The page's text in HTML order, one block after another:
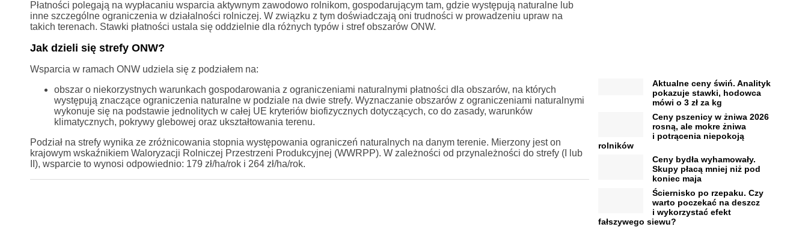
Płatności polegają na wypłacaniu wsparcia aktywnym zawodowo rolnikom, gospodarującym tam, gdzie występują naturalne lub
inne szczególne ograniczenia w działalności rolniczej. W związku z tym doświadczają oni trudności w prowadzeniu upraw na
takich terenach. Stawki płatności ustala się oddzielnie dla różnych typów i stref obszarów ONW.
Jak dzieli się strefy ONW?
Wsparcia w ramach ONW udziela się z podziałem na:
obszar o niekorzystnych warunkach gospodarowania z ograniczeniami naturalnymi płatności dla obszarów, na których
występują znaczące ograniczenia naturalne w podziale na dwie strefy. Wyznaczanie obszarów z ograniczeniami naturalnymi
wykonuje się na podstawie jednolitych w całej UE kryteriów biofizycznych dotyczących, co do zasady, warunków
klimatycznych, pokrywy glebowej oraz ukształtowania terenu.
Podział na strefy wynika ze zróżnicowania stopnia występowania ograniczeń naturalnych na danym terenie. Mierzony jest on
krajowym wskaźnikiem Waloryzacji Rolniczej Przestrzeni Produkcyjnej (WWRPP). W zależności od przynależności do strefy (I lub
II), wsparcie to wynosi odpowiednio: 179 zł/ha/rok i 264 zł/ha/rok.
Aktualne ceny świń. Analityk
pokazuje stawki, hodowca
mówi o 3 zł za kg
Ceny pszenicy w żniwa 2026
rosną, ale mokre żniwa
i potrącenia niepokoją
rolników
Ceny bydła wyhamowały.
Skupy płacą mniej niż pod
koniec maja
Ściernisko po rzepaku. Czy
warto poczekać na deszcz
i wykorzystać efekt
fałszywego siewu?